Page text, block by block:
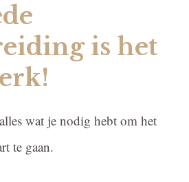
is het
wat je nodig hebt om het
te gaan.